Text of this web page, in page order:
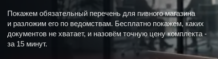
Покажем обязательный перечень для пивного магазина
и разложим его по ведомствам. Бесплатно покажем, каких
документов не хватает, и назовём точную цену комплекта -
за 15 минут.